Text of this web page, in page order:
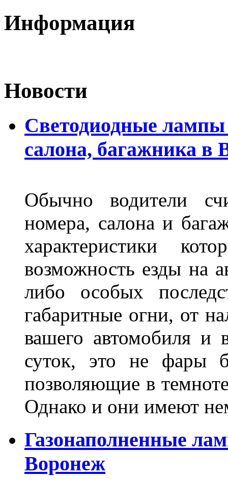
Информация
Новости
Светодиодные лампы
салона, багажника в
Обычно водители
номера, салона и
характеристики
возможность езды на
либо особых
габаритные огни, от
вашего автомобиля и
суток, это не фары
позволяющие в
Однако и они имеют
Газонаполненные
Воронеж